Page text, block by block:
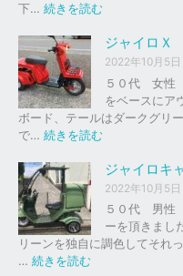
下… 続きを読む
ャ
イ
ロ
以
外
の
イ
ク
車
下
ジャイロＸ
2022年10月5日
５０代 女性
をベースにア
ボード、テールはダークグリ
で… 続きを読む
ャ
イ
ロ
ジャイロキ
2022年10月5日
５０代 男性
ーを頂きまし
リーンを独自に調色してそれ
… 続きを読む